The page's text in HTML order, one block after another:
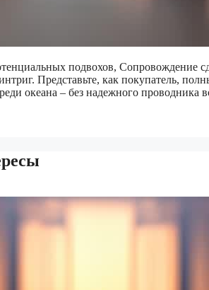
подвохов, Сопровождение
Представьте, как покупатель,
океана – без надежного проводника